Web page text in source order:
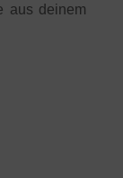
aus deinem